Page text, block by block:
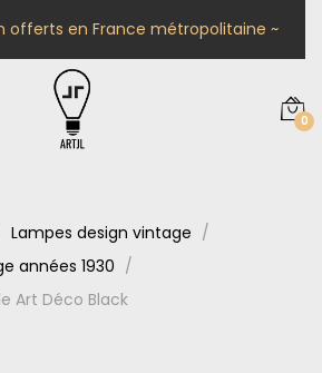
offerts en France métropolitaine ~
0
Lampes design vintage
années 1930
Art Déco Black